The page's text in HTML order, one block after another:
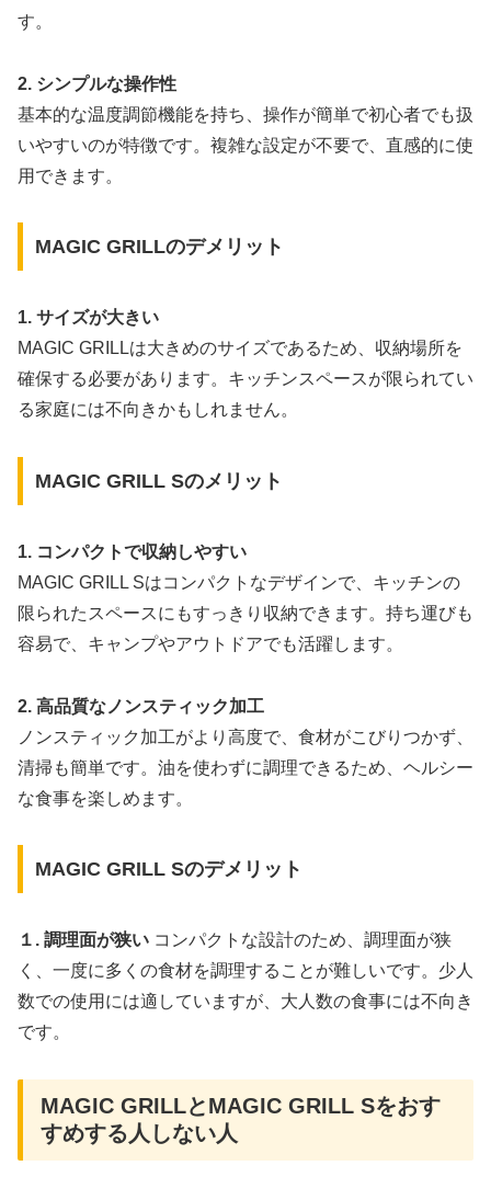
す。
2. シンプルな操作性
基本的な温度調節機能を持ち、操作が簡単で初心者でも扱
いやすいのが特徴です。複雑な設定が不要で、直感的に使
用できます。
MAGIC GRILLのデメリット
1. サイズが大きい
MAGIC GRILLは大きめのサイズであるため、収納場所を
確保する必要があります。キッチンスペースが限られてい
る家庭には不向きかもしれません。
MAGIC GRILL Sのメリット
1. コンパクトで収納しやすい
MAGIC GRILL Sはコンパクトなデザインで、キッチンの
限られたスペースにもすっきり収納できます。持ち運びも
容易で、キャンプやアウトドアでも活躍します。
2. 高品質なノンスティック加工
ノンスティック加工がより高度で、食材がこびりつかず、
清掃も簡単です。油を使わずに調理できるため、ヘルシー
な食事を楽しめます。
MAGIC GRILL Sのデメリット
１. 調理面が狭い コンパクトな設計のため、調理面が狭
く、一度に多くの食材を調理することが難しいです。少人
数での使用には適していますが、大人数の食事には不向き
です。
MAGIC GRILLとMAGIC GRILL Sをおす
すめする人しない人